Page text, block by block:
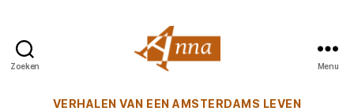
Zoeken
van
Menu
Categorieën
VERHALEN VAN EEN AMSTERDAMS LEVEN